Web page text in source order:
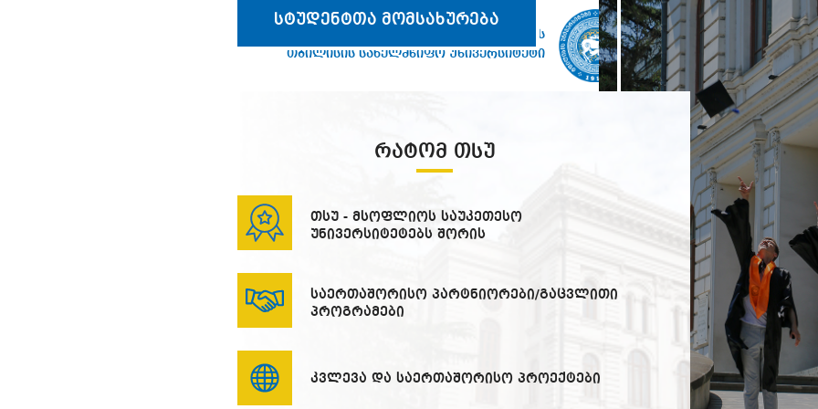
ივანე ჯავახიშვილის სახელობის
თბილისის სახელმწიფო უნივერსიტეტი
IVANE JAVAKHISHVILI TBILISI
STATE UNIVERSITY
სტუდენტთა მომსახურება
ᲠᲐᲢᲝᲛ ᲗᲡᲣ
თსუ - მსოფლიოს საუკეთესო
უნივერსიტეტებს შორის
საერთაშორისო პარტნიორები/გაცვლითი
პროგრამები
კვლევა და საერთაშორისო პროექტები